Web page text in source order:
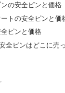
の安全ピンと価格
トの安全ピンと価
ピンと価格
全ピンはどこに売